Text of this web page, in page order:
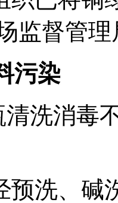
监督管理
污染
清洗消毒
预洗、